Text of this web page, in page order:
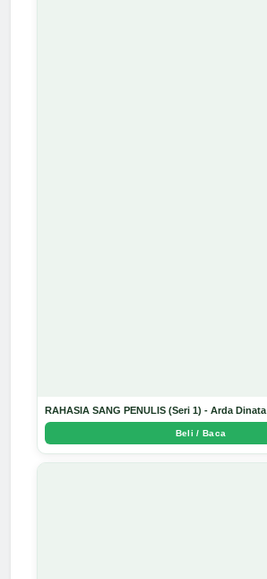
RAHASIA SANG PENULIS (Seri 1) - Arda Dinata
Beli / Baca